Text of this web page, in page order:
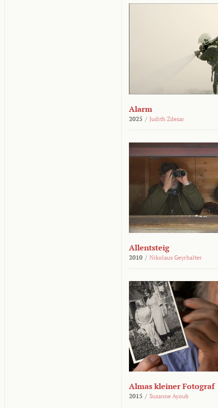
Alarm
2025 / Judith Zdesar
Allentsteig
2010 / Nikolaus Geyrhalter
Almas kleiner Fotograf
2015 / Susanne Ayoub